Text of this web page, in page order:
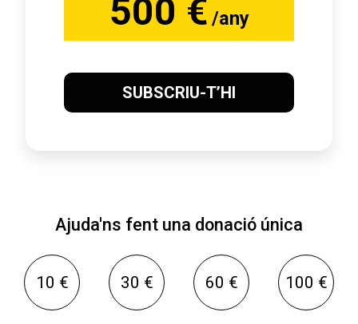
500 € /any
SUBSCRIU-T’HI
Ajuda'ns fent una donació única
10 € 30 € 60 € 100 €